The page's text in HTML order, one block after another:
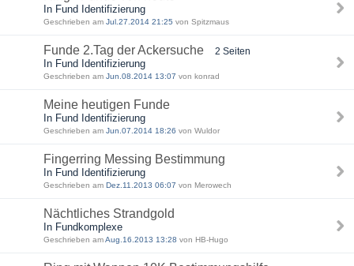
In Fund Identifizierung
Geschrieben am Jul.27.2014 21:25 von Spitzmaus
Funde 2.Tag der Ackersuche 2 Seiten
In Fund Identifizierung
Geschrieben am Jun.08.2014 13:07 von konrad
Meine heutigen Funde
In Fund Identifizierung
Geschrieben am Jun.07.2014 18:26 von Wuldor
Fingerring Messing Bestimmung
In Fund Identifizierung
Geschrieben am Dez.11.2013 06:07 von Merowech
Nächtliches Strandgold
In Fundkomplexe
Geschrieben amAug.16.2013 13:28 von HB-Hugo